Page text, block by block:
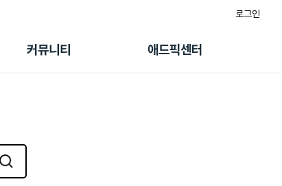
로그인
커뮤니티 애드픽센터
랭킹
멤버십 센터